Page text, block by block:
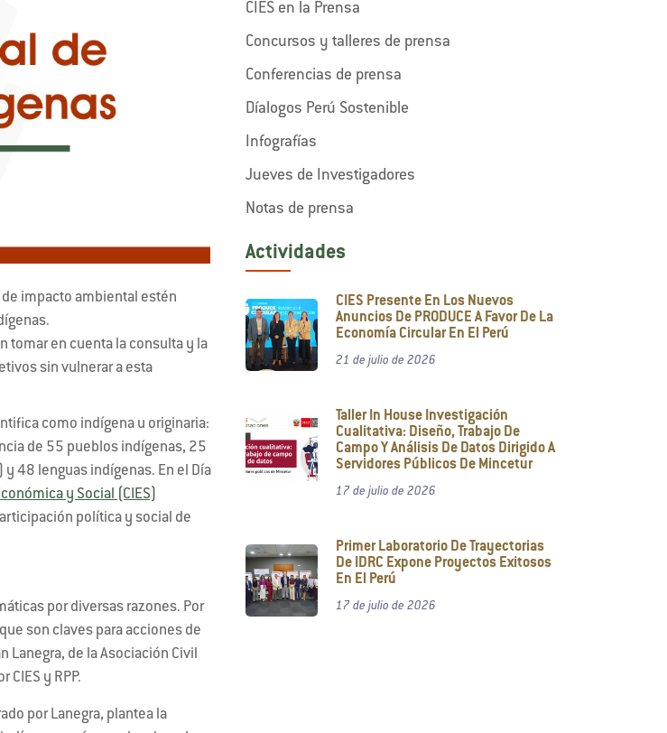
impacto ambiental estén
tomar en cuenta la consulta y la
sin vulnerar a esta
como indígena u originaria:
de 55 pueblos indígenas, 25
48 lenguas indígenas. En el Día
y Social (CIES)
política y social de
por diversas razones. Por
son claves para acciones de
de la Asociación Civil
CIES y RPP.
por Lanegra, plantea la
CIES en la Prensa
Concursos y talleres de prensa
Conferencias de prensa
Díalogos Perú Sostenible
Infografías
Jueves de Investigadores
Notas de prensa
Actividades
CIES Presente En Los Nuevos
Anuncios De PRODUCE A Favor De La
Economía Circular En El Perú
21 de julio de 2026
Taller In House Investigación
Cualitativa: Diseño, Trabajo De
Campo Y Análisis De Datos Dirigido A
Servidores Públicos De Mincetur
17 de julio de 2026
Primer Laboratorio De Trayectorias
De IDRC Expone Proyectos Exitosos
En El Perú
17 de julio de 2026